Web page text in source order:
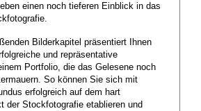
einen noch tieferen Einblick in das
Bilderkapitel präsentiert Ihnen
und repräsentative
Portfolio, die das Gelesene noch
So können Sie sich mit
erfolgreich auf dem hart
der Stockfotografie etablieren und